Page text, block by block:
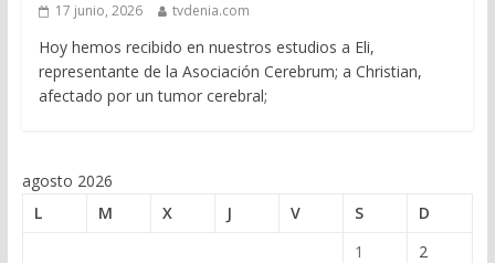
17 junio, 2026 tvdenia.com
Hoy hemos recibido en nuestros estudios a Eli,
representante de la Asociación Cerebrum; a Christian,
afectado por un tumor cerebral;
agosto 2026
L
M X J V S
D
1
2